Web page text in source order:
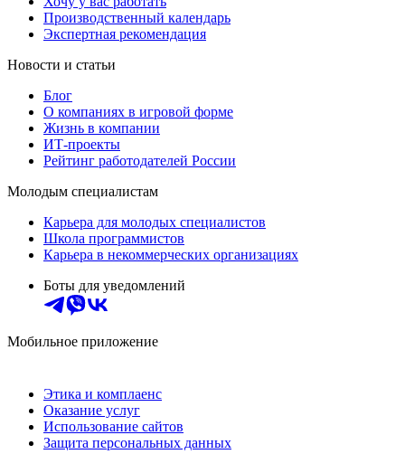
Производственный календарь
Экспертная рекомендация
Новости и статьи
Блог
О компаниях в игровой форме
Жизнь в компании
ИТ-проекты
Рейтинг работодателей России
Молодым специалистам
Карьера для молодых специалистов
Школа программистов
Карьера в некоммерческих организациях
Боты для уведомлений
Мобильное приложение
Этика и комплаенс
Оказание услуг
Использование сайтов
Защита персональных данных